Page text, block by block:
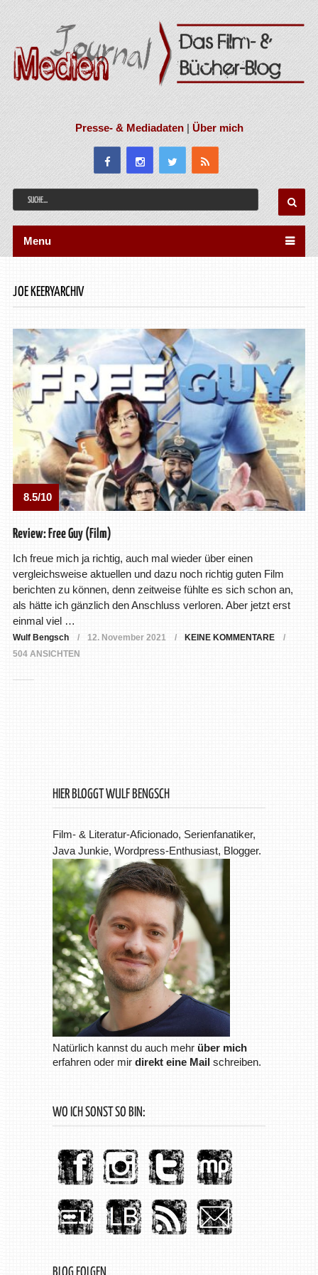
Presse- & Mediadaten|Über mich
Menu
JOE KEERYARCHIV
8.5/10
Review: Free Guy (Film)
Ich freue mich ja richtig, auch mal wieder über einen
vergleichsweise aktuellen und dazu noch richtig guten Film
berichten zu können, denn zeitweise fühlte es sich schon an,
als hätte ich gänzlich den Anschluss verloren. Aber jetzt erst
einmal viel …
Wulf Bengsch 12. November 2021
KEINE KOMMENTARE
504 ANSICHTEN
HIER BLOGGT WULF BENGSCH
Film- & Literatur-Aficionado, Serienfanatiker,
Java Junkie, Wordpress-Enthusiast, Blogger.
Natürlich kannst du auch mehr über mich
erfahren oder mir direkt eine Mailschreiben.
WO ICH SONST SO BIN: